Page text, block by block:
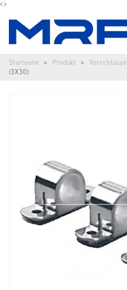
Startseite Produkt Verschlüsse
(3X30)